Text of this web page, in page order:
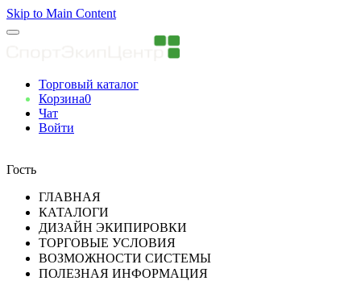
Skip to Main Content
Торговый каталог
Корзина0
Чат
Войти
Гость
ГЛАВНАЯ
КАТАЛОГИ
ДИЗАЙН ЭКИПИРОВКИ
ТОРГОВЫЕ УСЛОВИЯ
ВОЗМОЖНОСТИ СИСТЕМЫ
ПОЛЕЗНАЯ ИНФОРМАЦИЯ